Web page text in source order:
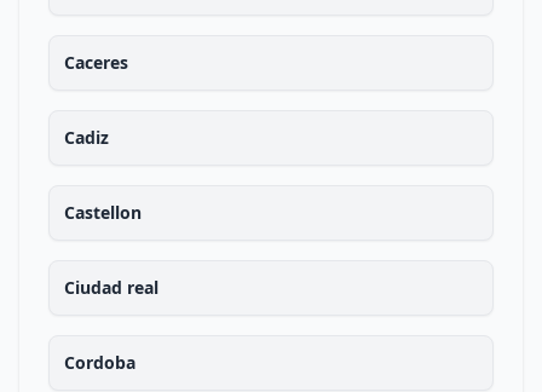
Caceres
Cadiz
Castellon
Ciudad real
Cordoba